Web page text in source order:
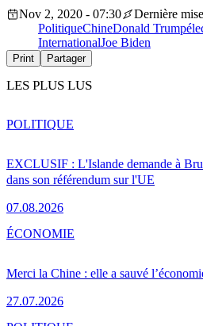
Nov 2, 2020 - 07:30
Dernière
PolitiqueChineDonald Trump
InternationalJoe Biden
Print Partager
LES PLUS LUS
EXCLUSIF : L'Islande demande à
dans son référendum sur l'UE
07.08.2026
POLITIQUE
Merci la Chine : elle a sauvé
27.07.2026
ÉCONOMIE